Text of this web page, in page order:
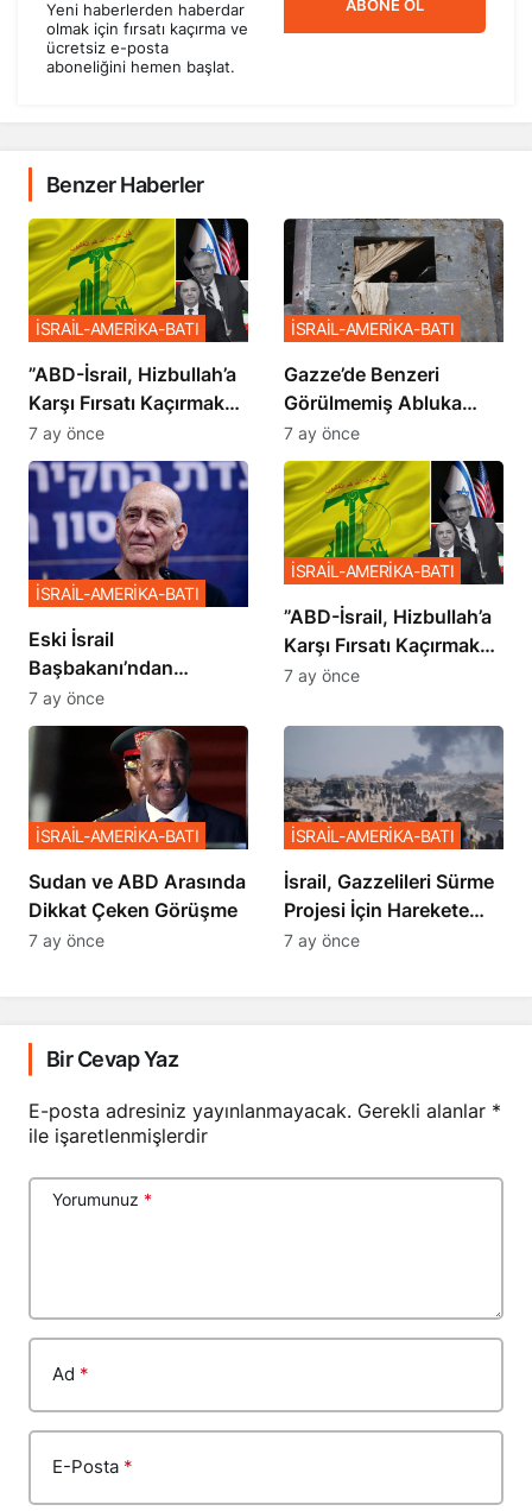
Yeni haberlerden haberdar
olmak için fırsatı kaçırma ve
ücretsiz e-posta
aboneliğini hemen başlat.
ABONE OL
Benzer Haberler
​​​​​​​”ABD-İsrail, Hizbullah’a
Karşı Fırsatı Kaçırmak
İstemiyor”
İSRAİL-AMERİKA-BATI
7 ay önce
​​​​​​​Gazze’de Benzeri
Görülmemiş Abluka
Planı
İSRAİL-AMERİKA-BATI
7 ay önce
Eski İsrail
Başbakanı’ndan
Netanyahu’ya Ağır
Sözler
İSRAİL-AMERİKA-BATI
7 ay önce
​​​​​​​”ABD-İsrail, Hizbullah’a
Karşı Fırsatı Kaçırmak
İstemiyor”
İSRAİL-AMERİKA-BATI
7 ay önce
Sudan ve ABD Arasında
Dikkat Çeken Görüşme
İSRAİL-AMERİKA-BATI
7 ay önce
İsrail, Gazzelileri Sürme
Projesi İçin Harekete
Geçti
İSRAİL-AMERİKA-BATI
7 ay önce
Bir Cevap Yaz
E-posta adresiniz yayınlanmayacak. Gerekli alanlar *
ile işaretlenmişlerdir
Yorumunuz *
Ad *
E-Posta *